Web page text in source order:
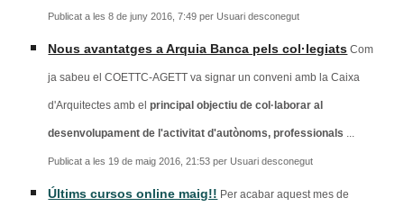
Publicat a les 8 de juny 2016, 7:49 per Usuari desconegut
Nous avantatges a Arquia Banca pels col·legiats Com
ja sabeu el COETTC-AGETT va signar un conveni amb la Caixa
d'Arquitectes amb elprincipal objectiu de col·laborar al
desenvolupament de l'activitat d'autònoms, professionals ...
Publicat a les 19 de maig 2016, 21:53 per Usuari desconegut
Últims cursos online maig!! Per acabar aquest mes de